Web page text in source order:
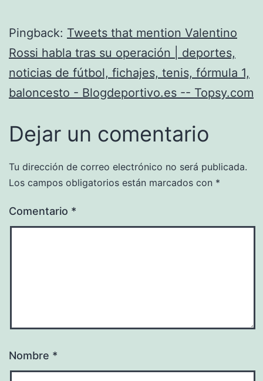
Pingback: Tweets that mention Valentino
Rossi habla tras su operación | deportes,
noticias de fútbol, fichajes, tenis, fórmula 1,
baloncesto - Blogdeportivo.es -- Topsy.com
Dejar un comentario
Tu dirección de correo electrónico no será publicada.
Los campos obligatorios están marcados con *
Comentario *
Nombre *